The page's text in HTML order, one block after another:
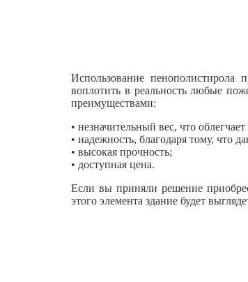
Использование пенополистирола
воплотить в реальность любые
преимуществами:
• незначительный вес, что
• надежность, благодаря тому, что
• высокая прочность;
• доступная цена.
Если вы приняли решение
этого элемента здание будет